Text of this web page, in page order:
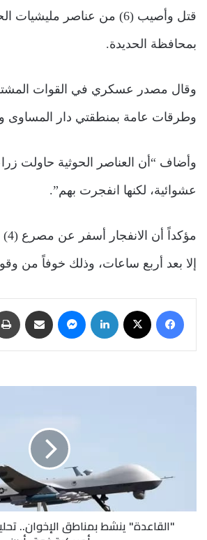
قتل وأصيب (6) من عناصر
بمحافظة الحديدة.
وطرقات عامة بمنطقتي دار المساوى
وأضاف “أن العناصر الحوثية حاولت
عشوائية، لكنها انفجرت بهم”.
إلا بعد أربع ساعات، وذلك خوفاً من
فيسبوك لينكدإن ماسنجر مشاركة عبر البريد
لطائرات
فوق
"القاعدة" ينشط بمناطق الإخوان..